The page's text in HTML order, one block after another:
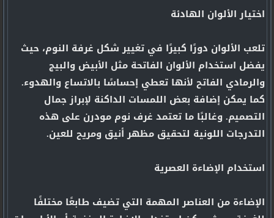
اختيار الألوان الهادئة
تلعب الألوان دورًا كبيرًا في تغيير شكل غرفة النوم، حيث
يفضل استخدام الألوان الفاتحة مثل الأبيض والبيج
والرمادي الفاتح لأنها تعطي إحساسًا بالاتساع والهدوء.
كما يمكن إضافة بعض اللمسات الداكنة لإبراز جمال
التصميم. وغالبًا ما تعتمد غرف نوم مودرن على هذه
التدرجات اللونية لتحقيق مظهر أنيق ومريح للعين.
استخدام الإضاءة العصرية
الإضاءة من العناصر المهمة التي تضيف طابعًا مختلفًا